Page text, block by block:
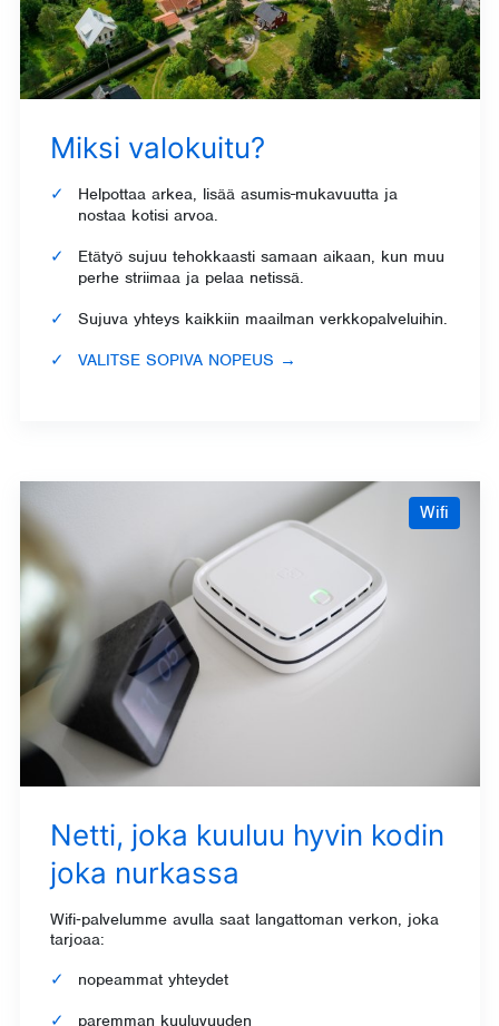
Miksi valokuitu?
Helpottaa arkea, lisää asumis-mukavuutta ja
nostaa kotisi arvoa.
Etätyö sujuu tehokkaasti samaan aikaan, kun muu
perhe striimaa ja pelaa netissä.
Sujuva yhteys kaikkiin maailman verkkopalveluihin.
VALITSE SOPIVA NOPEUS →
Wifi
Netti, joka kuuluu hyvin kodin
joka nurkassa
Wifi‑palvelumme avulla saat langattoman verkon, joka
tarjoaa:
nopeammat yhteydet
paremman kuuluvuuden